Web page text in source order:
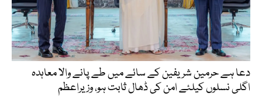
دعا ہے حرمین شریفین کے سائے میں طے پانے والا معاہدہ
اگلی نسلوں کیلئے امن کی ڈھال ثابت ہو، وزیراعظم